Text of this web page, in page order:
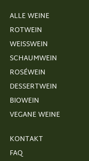
ALLE WEINE
ROTWEIN
WEISSWEIN
SCHAUMWEIN
ROSÉWEIN
DESSERTWEIN
BIOWEIN
VEGANE WEINE
KONTAKT
FAQ